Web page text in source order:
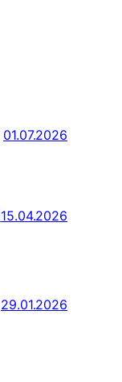
01.07.2026
15.04.2026
29.01.2026